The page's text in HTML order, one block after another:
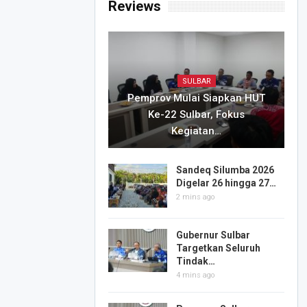
Reviews
SULBAR
Pemprov Mulai Siapkan HUT
Ke-22 Sulbar, Fokus
Kegiatan…
Sandeq Silumba 2026
Digelar 26 hingga 27…
2 mins ago
Gubernur Sulbar
Targetkan Seluruh
Tindak…
4 mins ago